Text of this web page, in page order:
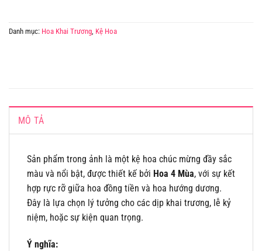
Danh mục: Hoa Khai Trương Kệ Hoa
MÔ TẢ
Sản phẩm trong ảnh là một kệ hoa chúc mừng đầy sắc
màu và nổi bật, được thiết kế bởi Hoa 4 Mùa, với sự kết
hợp rực rỡ giữa hoa đồng tiền và hoa hướng dương.
Đây là lựa chọn lý tưởng cho các dịp khai trương, lễ kỷ
niệm, hoặc sự kiện quan trọng.
Ý nghĩa: